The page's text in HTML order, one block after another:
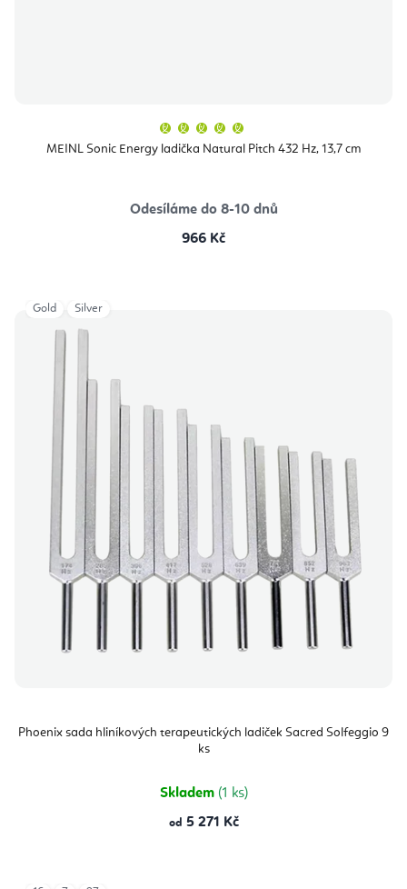
MEINL Sonic Energy ladička Natural Pitch 432 Hz, 13,7 cm
produktu
je
hvězdiček.
Odesíláme do 8-10 dnů
966 Kč
Phoenix sada hliníkových terapeutických ladiček Sacred Solfeggio 9
ks
Skladem (1 ks)
od 5 271 Kč
Gold Silver